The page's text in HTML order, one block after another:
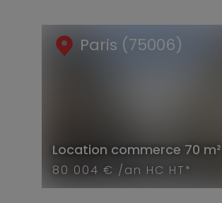
Paris (75006)
Location commerce 70 m²
80 004 € /an HC HT*